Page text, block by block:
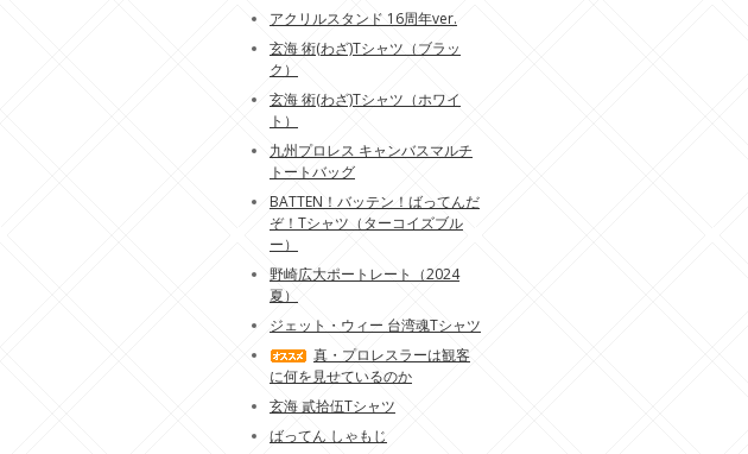
アクリルスタンド 16周年ver.
玄海 術(わざ)Tシャツ（ブラッ
ク）
玄海 術(わざ)Tシャツ（ホワイ
ト）
九州プロレス キャンバスマルチ
トートバッグ
BATTEN！バッテン！ばってんだ
ぞ！Tシャツ（ターコイズブル
ー）
野崎広大ポートレート（2024
夏）
ジェット・ウィー 台湾魂Tシャツ
真・プロレスラーは観客
に何を見せているのか
玄海 貳拾伍Tシャツ
ばってん しゃもじ